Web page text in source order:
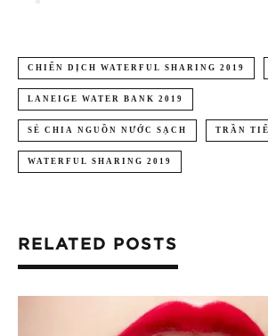
CHIẾN DỊCH WATERFUL SHARING 2019
LANEIGE WATER BANK 2019
SẺ CHIA NGUỒN NƯỚC SẠCH TRẦN
WATERFUL SHARING 2019
RELATED POSTS